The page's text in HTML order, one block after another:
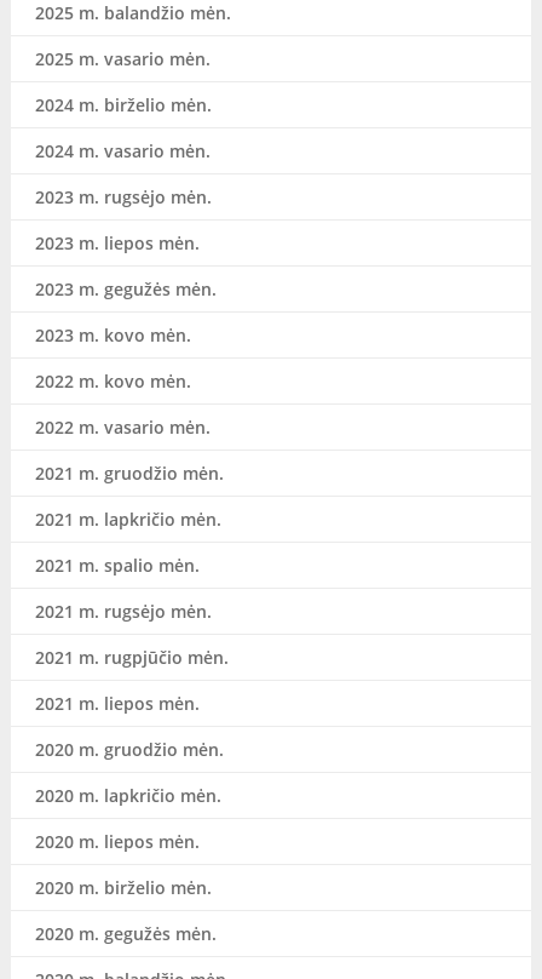
2025 m. balandžio mėn.
2025 m. vasario mėn.
2024 m. birželio mėn.
2024 m. vasario mėn.
2023 m. rugsėjo mėn.
2023 m. liepos mėn.
2023 m. gegužės mėn.
2023 m. kovo mėn.
2022 m. kovo mėn.
2022 m. vasario mėn.
2021 m. gruodžio mėn.
2021 m. lapkričio mėn.
2021 m. spalio mėn.
2021 m. rugsėjo mėn.
2021 m. rugpjūčio mėn.
2021 m. liepos mėn.
2020 m. gruodžio mėn.
2020 m. lapkričio mėn.
2020 m. liepos mėn.
2020 m. birželio mėn.
2020 m. gegužės mėn.